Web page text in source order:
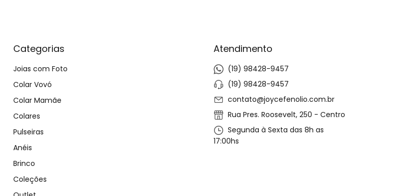
Categorias
Joias com Foto
Colar Vovó
Colar Mamãe
Colares
Pulseiras
Anéis
Brinco
Coleções
Atendimento
(19) 98428-9457
(19) 98428-9457
contato@joycefenolio.com.br
Rua Pres. Roosevelt, 250 - Centro
Segunda à Sexta das 8h as
17:00hs